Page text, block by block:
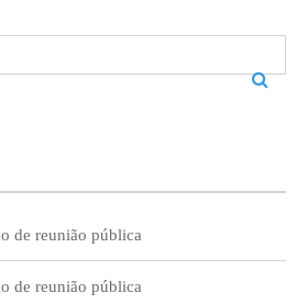
de reunião pública
de reunião pública